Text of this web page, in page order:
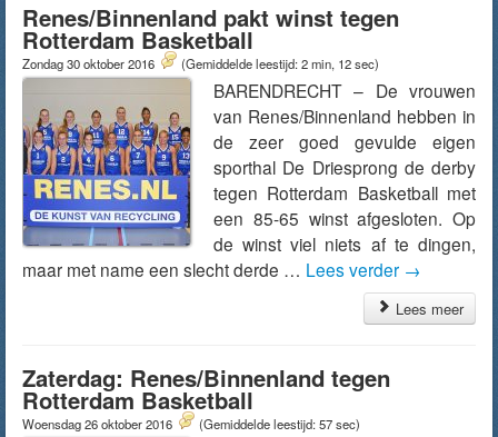
Renes/Binnenland pakt winst tegen
Rotterdam Basketball
Zondag 30 oktober 2016 (Gemiddelde leestijd: 2 min, 12 sec)
BARENDRECHT – De vrouwen
van Renes/Binnenland hebben in
de zeer goed gevulde eigen
sporthal De Driesprong de derby
tegen Rotterdam Basketball met
een 85-65 winst afgesloten. Op
de winst viel niets af te dingen,
maar met name een slecht derde … Lees verder →
Lees meer
Zaterdag: Renes/Binnenland tegen
Rotterdam Basketball
Woensdag 26 oktober 2016 (Gemiddelde leestijd: 57 sec)